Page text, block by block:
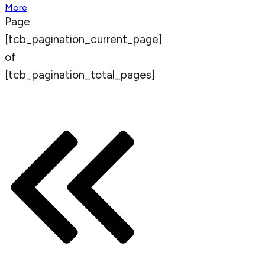
More
Page
[tcb_pagination_current_page]
of
[tcb_pagination_total_pages]